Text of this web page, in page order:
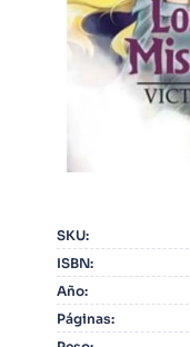
SKU:
ISBN:
Año:
Páginas: